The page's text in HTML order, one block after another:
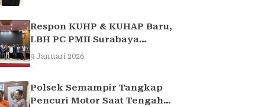
Respon KUHP & KUHAP Baru,
LBH PC PMII Surabaya
Selenggarakan Sarasehan
9 Januari 2026
Polsek Semampir Tangkap
Pencuri Motor Saat Tengah